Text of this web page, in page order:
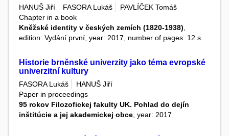
HANUŠ Jiří FASORA Lukáš
PAVLÍČEK Tomáš
Chapter in a book
Kněžské identity v českých zemích (1820-1938),
edition: Vydání první, year: 2017, number of pages: 12 s.
Historie brněnské univerzity jako téma evropské
univerzitní kultury
FASORA Lukáš
HANUŠ Jiří
Paper in proceedings
95 rokov Filozofickej fakulty UK. Pohlad do dejín
inštitúcie a jej akademickej obce , year: 2017